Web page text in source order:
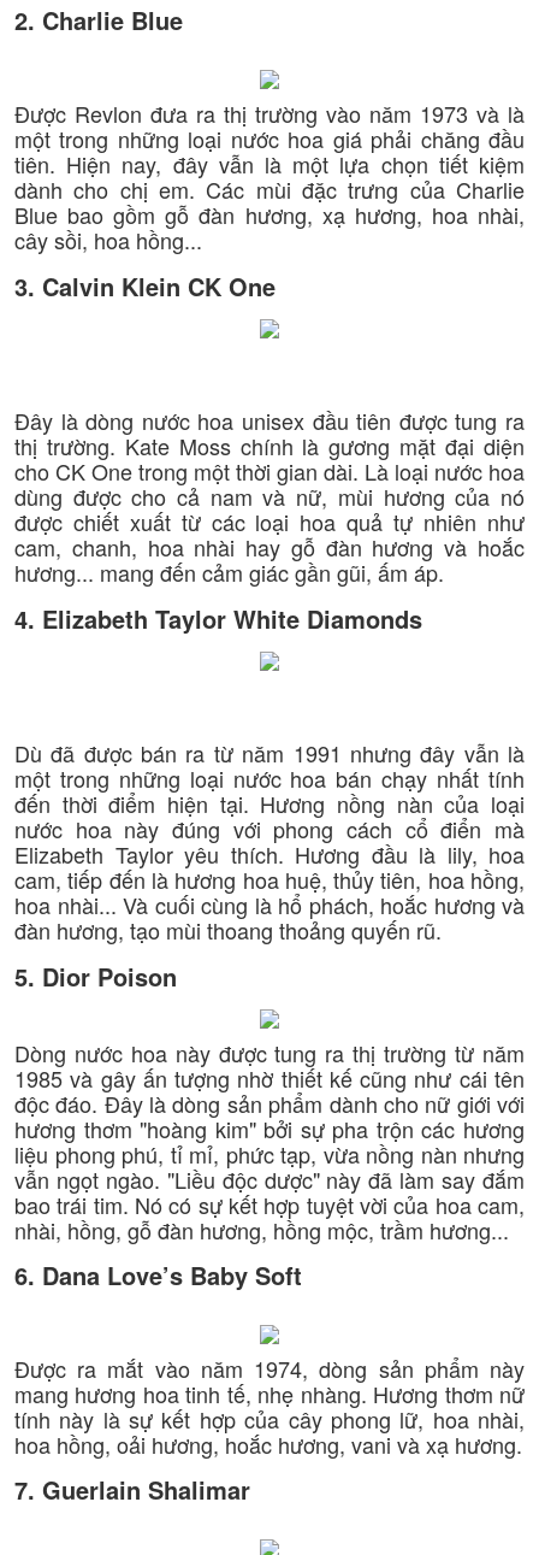
2. Charlie Blue
Được Revlon đưa ra thị trường vào năm 1973 và là
một trong những loại nước hoa giá phải chăng đầu
tiên. Hiện nay, đây vẫn là một lựa chọn tiết kiệm
dành cho chị em. Các mùi đặc trưng của Charlie
Blue bao gồm gỗ đàn hương, xạ hương, hoa nhài,
cây sồi, hoa hồng...
3. Calvin Klein CK One
Đây là dòng nước hoa unisex đầu tiên được tung ra
thị trường. Kate Moss chính là gương mặt đại diện
cho CK One trong một thời gian dài. Là loại nước hoa
dùng được cho cả nam và nữ, mùi hương của nó
được chiết xuất từ các loại hoa quả tự nhiên như
cam, chanh, hoa nhài hay gỗ đàn hương và hoắc
hương... mang đến cảm giác gần gũi, ấm áp.
4. Elizabeth Taylor White Diamonds
Dù đã được bán ra từ năm 1991 nhưng đây vẫn là
một trong những loại nước hoa bán chạy nhất tính
đến thời điểm hiện tại. Hương nồng nàn của loại
nước hoa này đúng với phong cách cổ điển mà
Elizabeth Taylor yêu thích. Hương đầu là lily, hoa
cam, tiếp đến là hương hoa huệ, thủy tiên, hoa hồng,
hoa nhài... Và cuối cùng là hổ phách, hoắc hương và
đàn hương, tạo mùi thoang thoảng quyến rũ.
5. Dior Poison
Dòng nước hoa này được tung ra thị trường từ năm
1985 và gây ấn tượng nhờ thiết kế cũng như cái tên
độc đáo. Đây là dòng sản phẩm dành cho nữ giới với
hương thơm "hoàng kim" bởi sự pha trộn các hương
liệu phong phú, tỉ mỉ, phức tạp, vừa nồng nàn nhưng
vẫn ngọt ngào. "Liều độc dược" này đã làm say đắm
bao trái tim. Nó có sự kết hợp tuyệt vời của hoa cam,
nhài, hồng, gỗ đàn hương, hồng mộc, trầm hương...
6. Dana Love’s Baby Soft
Được ra mắt vào năm 1974, dòng sản phẩm này
mang hương hoa tinh tế, nhẹ nhàng. Hương thơm nữ
tính này là sự kết hợp của cây phong lữ, hoa nhài,
hoa hồng, oải hương, hoắc hương, vani và xạ hương.
7. Guerlain Shalimar